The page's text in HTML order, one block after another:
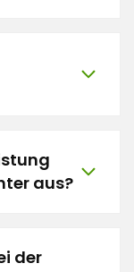
aus?
der